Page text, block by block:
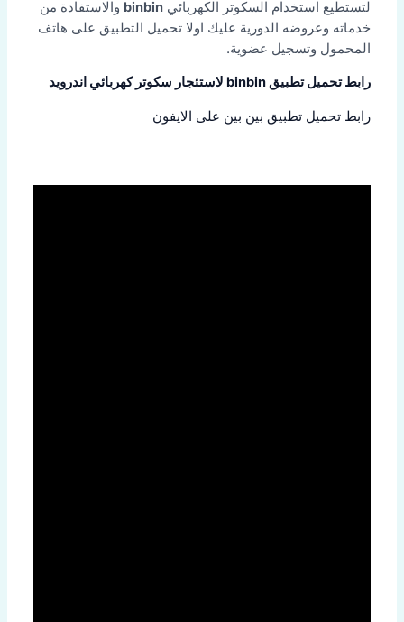
لتستطيع استخدام السكوتر الكهربائيbinbin والاستفادة من
خدماته وعروضه الدورية عليك اولا تحميل التطبيق على هاتف
المحمول وتسجيل عضوية.
رابط تحميل تطبيق binbin لاستئجار سكوتر كهربائي اندرويد
رابط تحميل تطبيق بين بين على الايفون